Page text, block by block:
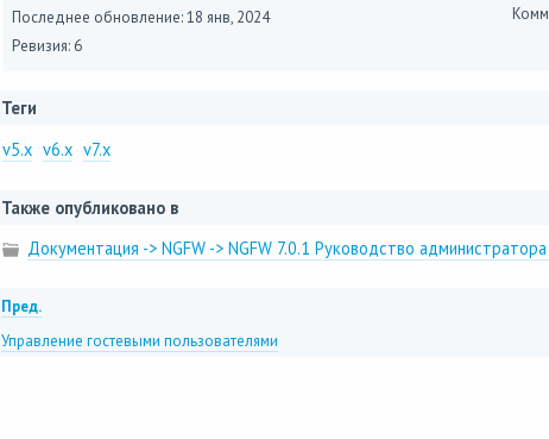
Последнее обновление:18 янв, 2024
Ревизия: 6
Теги
v5.x v6.x v7.x
Также опубликовано в
Документация -> NGFW -> NGFW 7.0.1 Руководство
Пред.
Управление гостевыми пользователями